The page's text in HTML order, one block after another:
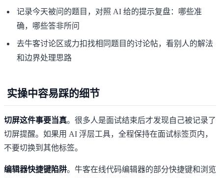
记录今天被问的题目，对照 AI 给的提示复盘：哪些准
确，哪些答非所问
去牛客讨论区或力扣找相同题目的讨论帖，看别人的解法
和边界处理思路
实操中容易踩的细节
切屏这件事要当真。很多人是面试结束后才发现自己被记录了
切屏提醒。如果用 AI 浮层工具，全程保持在面试标签页内，
不要切换到其他标签。
编辑器快捷键陷阱。牛客在线代码编辑器的部分快捷键和浏览